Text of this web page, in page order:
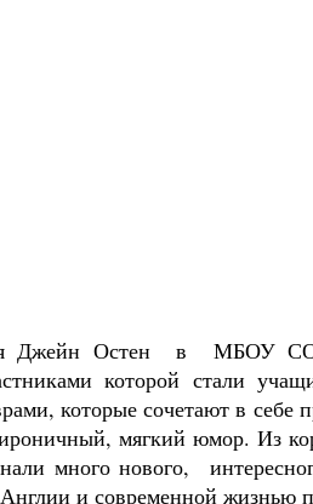
Джейн Остен в МБОУ СОШ
которой стали
которые сочетают в себе
мягкий юмор. Из
много нового,
и современной жизнью